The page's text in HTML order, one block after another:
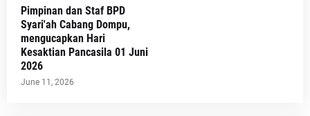
Pimpinan dan Staf BPD
Syari'ah Cabang Dompu,
mengucapkan Hari
Kesaktian Pancasila 01 Juni
2026
June 11, 2026